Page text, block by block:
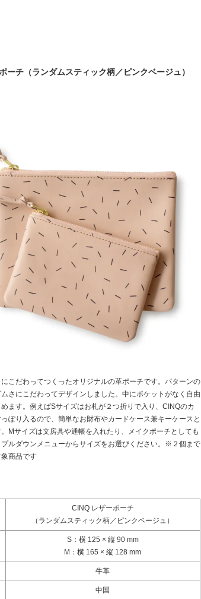
ーチ（ランダムスティック柄／ピンクベージュ）
こだわってつくったオリジナルの革ポーチです。パターンの
さにこだわってデザインしました。中にポケットがなく自由
ます。例えばSサイズはお札が２つ折りで入り、CINQのカ
ぽり入るので、簡単なお財布やカードケース兼キーケースと
Mサイズは文房具や通帳を入れたり、メイクポーチとしても
ルダウンメニューからサイズをお選びください。※２個まで
商品です
CINQ レザーポーチ
（ランダムスティック柄／ピンクベージュ）
S：横 125 × 縦 90 mm
M：横 165 × 縦 128 mm
牛革
中国